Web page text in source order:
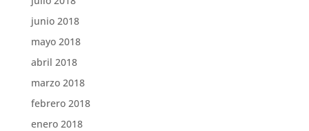
junio 2018
mayo 2018
abril 2018
marzo 2018
febrero 2018
enero 2018